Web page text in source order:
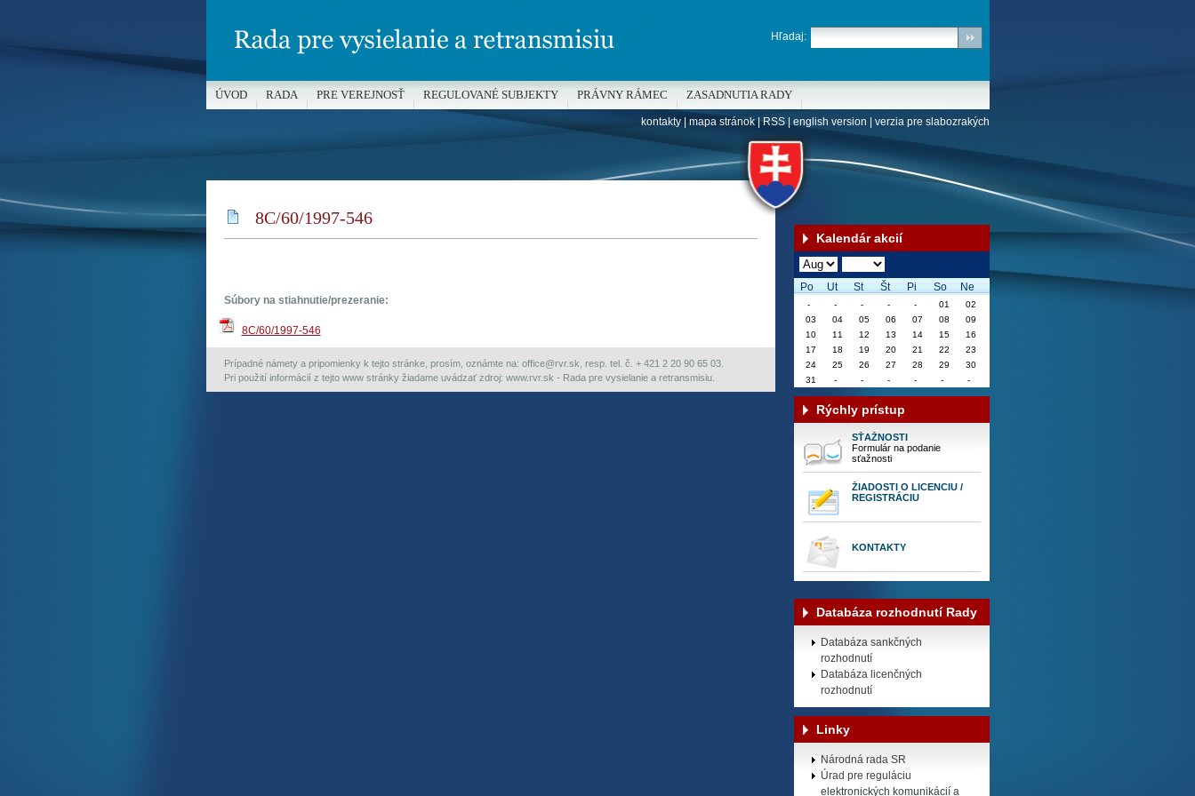
8C/60/1997-546
Súbory na stiahnutie/prezeranie:
8C/60/1997-546
Prípadné námety a pripomienky k tejto stránke, prosím, oznámte na: office@rvr.sk, resp. tel. č. + 421 2 20 90 65 03.
Pri použití informácií z tejto www stránky žiadame uvádzať zdroj: www.rvr.sk - Rada pre vysielanie a retransmisiu.
Kalendár akcií
Po Ut St Št Pi So Ne
Rýchly prístup
SŤAŽNOSTI
Formulár na podanie
sťažnosti
ŽIADOSTI O LICENCIU /
REGISTRÁCIU
KONTAKTY
Databáza rozhodnutí Rady
Databáza sankčných
rozhodnutí
Databáza licenčných
rozhodnutí
Linky
Národná rada SR
Úrad pre reguláciu
elektronických komunikácií a
Hľadaj:
ÚVOD RADA PRE VEREJNOSŤ REGULOVANÉ SUBJEKTY PRÁVNY RÁMEC ZASADNUTIA RADY
kontakty| mapa stránok|RSS| english version verzia pre slabozrakých